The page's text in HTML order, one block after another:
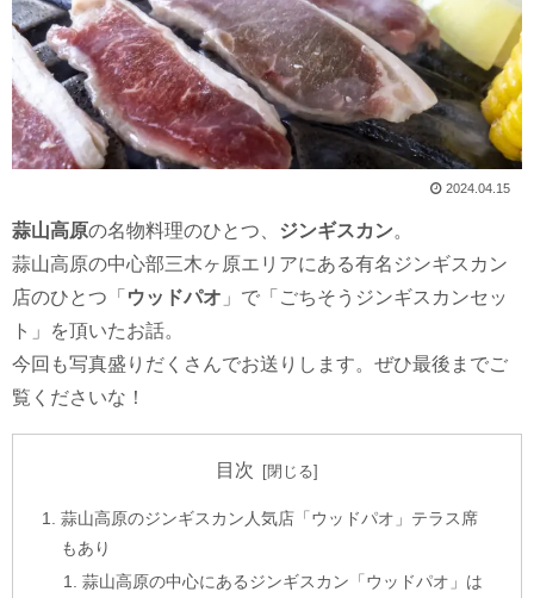
2024.04.15
蒜山高原の名物料理のひとつ、 ジンギスカン。
蒜山高原の中心部三木ヶ原エリアにある有名ジンギスカン
店のひとつ「 ウッドパオ 」で「ごちそうジンギスカンセッ
ト」を頂いたお話。
今回も写真盛りだくさんでお送りします。ぜひ最後までご
覧くださいな！
目次
蒜山高原のジンギスカン人気店「ウッドパオ」テラス席
もあり
蒜山高原の中心にあるジンギスカン「ウッドパオ」は